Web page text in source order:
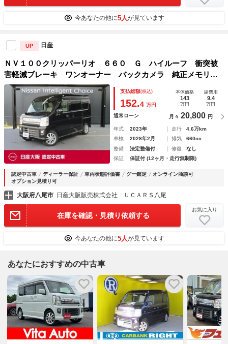
今あなたの他に5人が見ています
UP 日産
ＮＶ１００クリッパーリオ ６６０ Ｇ ハイルーフ 衝突被
害軽減ブレーキ ワンオーナー バックカメラ 純正メモリー
ナビ オートライト 運転席シートヒーター ＥＴＣ インテ
リジェントキー オートステップ
支払総額(税込)
152.4 万円
本体価格
143
万円
諸費用
9.4
万円
通常ローン 月々 20,800 円
年式 2023年 走行
4.6万km
車検
2028年2月 排気
660cc
整備
法定整備付 修復
なし
保証
保証付 (12ヶ月・走行無制限)
認定中古車 ディーラー保証 車両状態評価書 グー鑑定
オンライン商談可
オプション見積り可
大阪府八尾市 日産大阪販売株式会社 ＵＣＡＲＳ八尾
在庫を確認・見積り依頼する
お気に入り
今あなたの他に5人が見ています
あなたにおすすめの中古車